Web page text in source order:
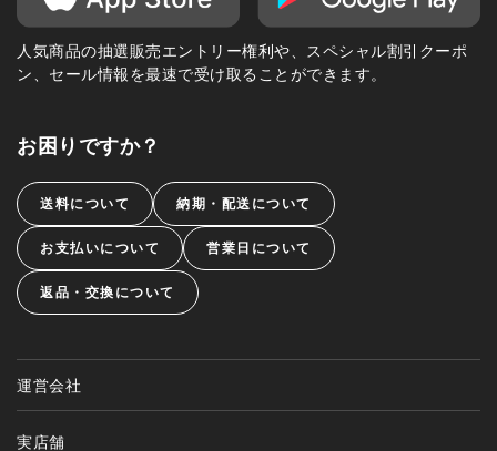
人気商品の抽選販売エントリー権利や、スペシャル割引クーポ
ン、セール情報を最速で受け取ることができます。
お困りですか？
送料について 納期・配送について
お支払いについて 営業日について
返品・交換について
運営会社
実店舗